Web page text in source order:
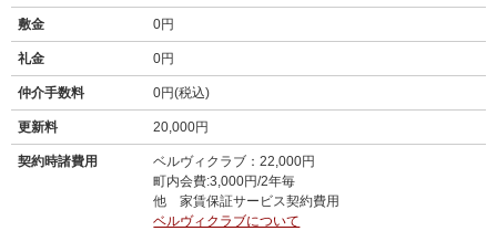
敷金 0円
礼金 0円
仲介手数料 0円(税込)
更新料 20,000円
契約時諸費用
ベルヴィクラブ：22,000円
町内会費:3,000円/2年毎
他 家賃保証サービス契約費用
ベルヴィクラブについて